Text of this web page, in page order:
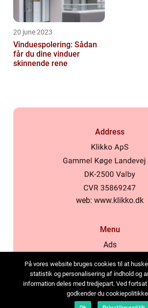
20 june 2023
Vinduespolering: Sådan
får du dine vinduer
skinnende rene
Address
web: www.klikko.dk
Menu
Ads
Cookies
Contact
Sitemap
På vores website bruges cookies til at
statistik og personalisering af indhold og
information deles med tredjepart. Ved
godkender du